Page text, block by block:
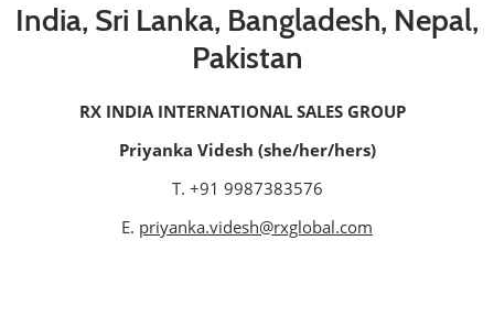
India, Sri Lanka, Bangladesh, Nepal,
Pakistan
RX INDIA INTERNATIONAL SALES GROUP
Priyanka Videsh (she/her/hers)
T. +91 9987383576
E. priyanka.videsh@rxglobal.com